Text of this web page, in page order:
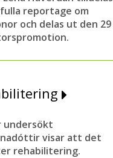
reportage om
och delas ut den 29
undersökt
visar att det
rehabilitering.